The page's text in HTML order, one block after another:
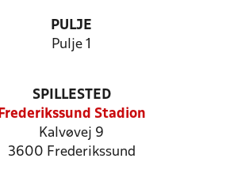
PULJE
Pulje 1
SPILLESTED
Frederikssund Stadion
Kalvøvej 9
3600 Frederikssund